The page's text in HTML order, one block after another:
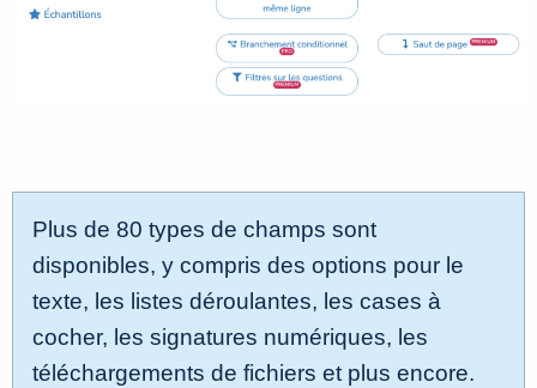
Plus de 80 types de champs sont
disponibles, y compris des options pour le
texte, les listes déroulantes, les cases à
cocher, les signatures numériques, les
téléchargements de fichiers et plus encore.